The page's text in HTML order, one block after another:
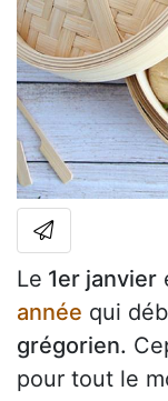
Le 1er janvier
année qui
grégorien.
pour tout le